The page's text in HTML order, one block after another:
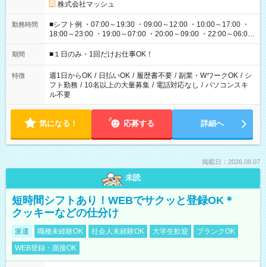
株式会社マッシュ
勤務時間
■シフト例 ・07:00～19:30 ・09:00～12:00 ・10:00～17:00 ・
18:00～23:00 ・19:00～07:00 ・20:00～09:00 ・22:00～06:00
etc ★最短で3時間で5,120円のお仕事から 15時間で2万円近く稼
げるお仕事も！ ご希望のお時間に合わせてご紹介！ ※シフトは
ください！
期間 ■１日のみ・1回だけお仕事OK！
特徴 週1日からOK / 日払いOK / 履歴書不要 / 副業・WワークOK / シ
フト勤務 / 10名以上の大量募集 / 電話対応なし / パソコンスキ
ル不要
気になる！ 応募する 詳細へ
掲載日：2026.08.07
未読
短時間シフトあり！WEBでサクッと登録OK＊
クッキーなどの仕分け
派遣 職種未経験OK 社会人未経験OK 大学生歓迎
ブランクOK
WEB登録・面接OK